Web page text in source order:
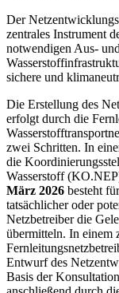
Der
zentrales Instrument
notwendigen Aus-
sichere und
Die Erstellung des
erfolgt durch die
zwei Schritten. In
die
Wasserstoff
März 2026 besteht
tatsächlicher oder
Netzbetreiber die
übermitteln. In einem
Entwurf des
Basis der